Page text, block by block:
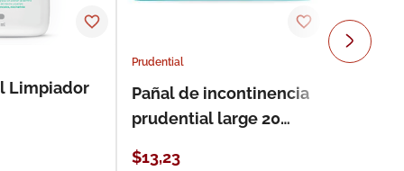
Limpiador
Prudential
Pañal de incontinencia
prudential large 20
$13,23